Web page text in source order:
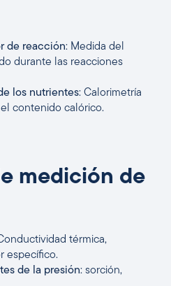
de reacción: Medida del
durante las reacciones
los nutrientes: Calorimetría
contenido calórico.
medición de
térmica,
específico.
de la presión: sorción,